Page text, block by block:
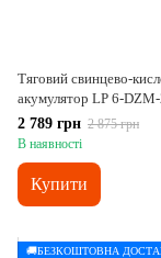
Тяговий свинцево-
акумулятор LP 6-
2 789 грн 2 875 грн
В наявності
Купити
🚚БЕЗКОШТОВНА